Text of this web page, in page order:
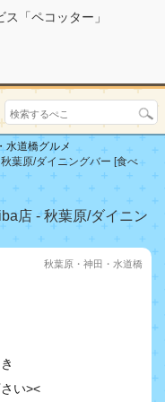
「ペコッター」
水道橋グルメ
葉原/ダイニングバー [食べ
店 - 秋葉原/ダイニン
秋葉原・神田・水道橋
い><